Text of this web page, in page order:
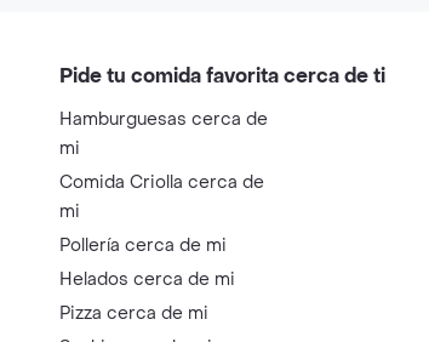
Pide tu comida favorita cerca de ti
Hamburguesas cerca de
mi
Comida Criolla cerca de
mi
Pollería cerca de mi
Helados cerca de mi
Pizza cerca de mi